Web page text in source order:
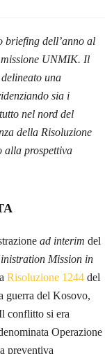
briefing dell’anno al
UNMIK. Il
una
sia i
nel nord del
della Risoluzione
alla prospettiva
ad interim del
Mission in
Risoluzione 1244 del
guerra del Kosovo,
conflitto si era
Operazione
preventiva